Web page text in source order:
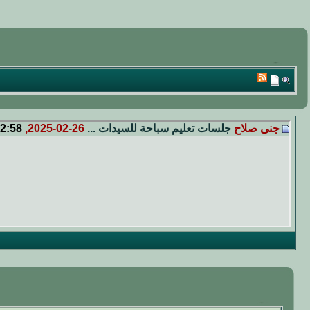
جنى صلاح جلسات تعليم سباحة للسيدات ...